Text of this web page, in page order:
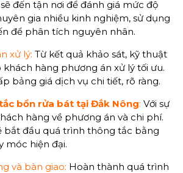
đến tận nơi để đánh giá mức độ
gia nhiều kinh nghiệm, sử dụng
để phân tích nguyên nhân.
xử lý: Từ kết quả khảo sát, kỹ thuật
khách hàng phương án xử lý tối ưu.
bảng giá dịch vụ chi tiết, rõ ràng.
bồn rửa bát tại Đắk Nông: Với sự
hàng về phương án và chi phí.
bắt đầu quá trình thông tắc bằng
móc hiện đại.
và bàn giao: Hoàn thành quá trình